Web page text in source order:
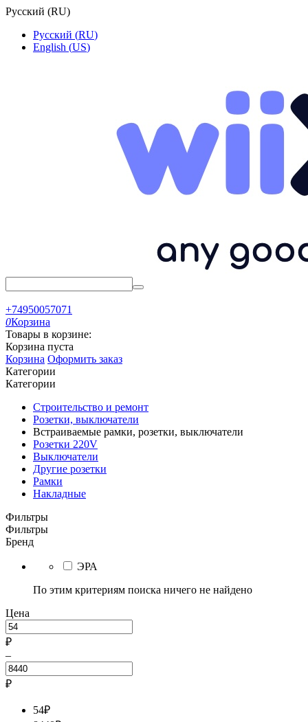
Русский (RU)
Русский (RU)
English (US)
+74950057071
0Корзина
Товары в корзине:
Корзина пуста
Корзина Оформить заказ
Категории
Категории
Строительство и ремонт
Розетки, выключатели
Встраиваемые рамки, розетки, выключатели
Розетки 220V
Выключатели
Другие розетки
Рамки
Накладные
Фильтры
Фильтры
Бренд
ЭРА
По этим критериям поиска ничего не найдено
Цена
₽
–
₽
54₽